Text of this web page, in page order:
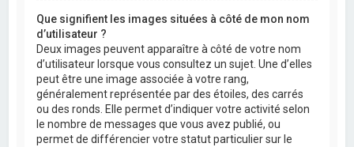
Que signifient les images situées à côté de mon nom
d’utilisateur ?
Deux images peuvent apparaître à côté de votre nom
d’utilisateur lorsque vous consultez un sujet. Une d’elles
peut être une image associée à votre rang,
généralement représentée par des étoiles, des carrés
ou des ronds. Elle permet d’indiquer votre activité selon
le nombre de messages que vous avez publié, ou
permet de différencier votre statut particulier sur le